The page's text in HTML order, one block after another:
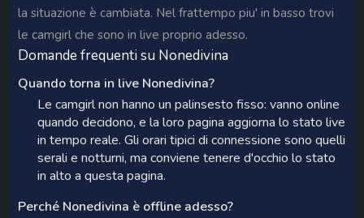
la situazione è cambiata. Nel frattempo piu' in basso trovi
le camgirl che sono in live proprio adesso.
Domande frequenti su Nonedivina
Quando torna in live Nonedivina?
Le camgirl non hanno un palinsesto fisso: vanno online
quando decidono, e la loro pagina aggiorna lo stato live
in tempo reale. Gli orari tipici di connessione sono quelli
serali e notturni, ma conviene tenere d'occhio lo stato
in alto a questa pagina.
Perché Nonedivina è offline adesso?